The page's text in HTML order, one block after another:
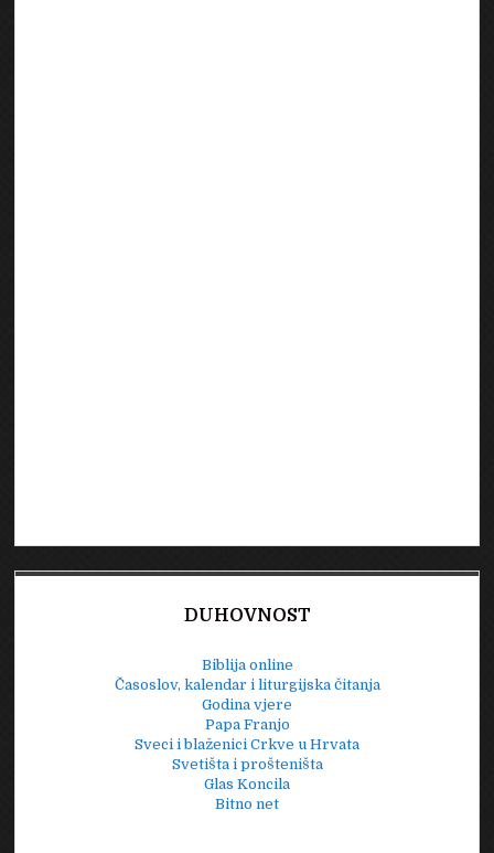
DUHOVNOST
Biblija online
Časoslov, kalendar i liturgijska čitanja
Godina vjere
Papa Franjo
Sveci i blaženici Crkve u Hrvata
Svetišta i prošteništa
Glas Koncila
Bitno net